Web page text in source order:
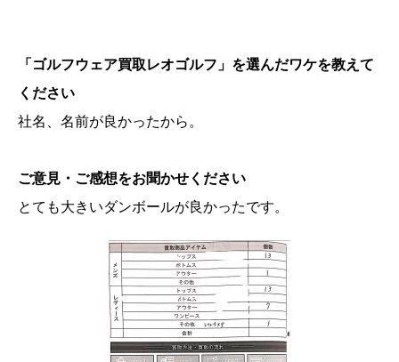
「ゴルフウェア買取レオゴルフ」を選んだワケを教えて
ください
社名、名前が良かったから。
ご意見・ご感想をお聞かせください
とても大きいダンボールが良かったです。